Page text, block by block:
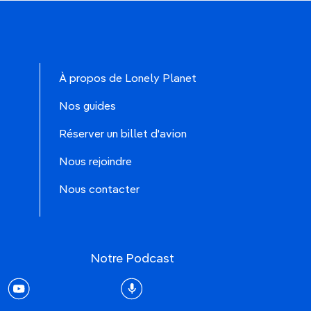
À propos de Lonely Planet
Nos guides
Réserver un billet d'avion
Nous rejoindre
Nous contacter
youtube
Notre Podcast
Podcast